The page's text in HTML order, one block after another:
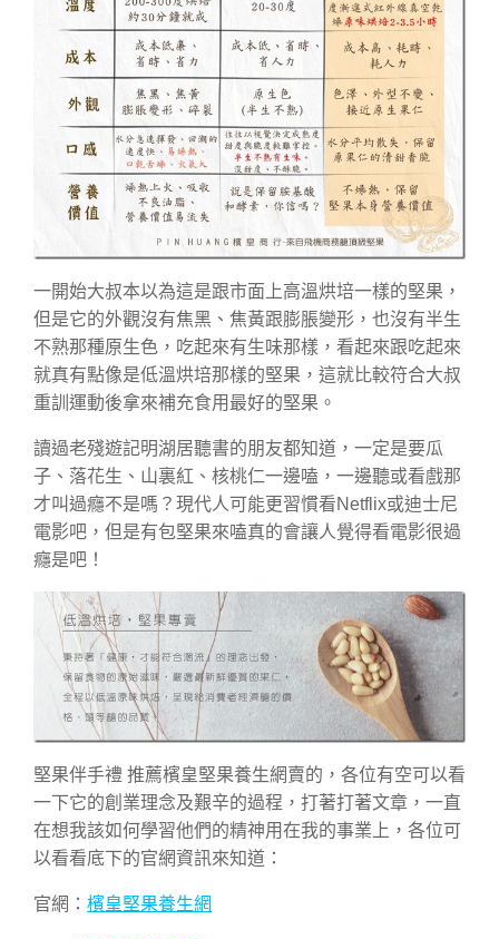
一開始大叔本以為這是跟市面上高溫烘培一樣的堅果，
但是它的外觀沒有焦黑、焦黃跟膨脹變形，也沒有半生
不熟那種原生色，吃起來有生味那樣，看起來跟吃起來
就真有點像是低溫烘培那樣的堅果，這就比較符合大叔
重訓運動後拿來補充食用最好的堅果。
讀過老殘遊記明湖居聽書的朋友都知道，一定是要瓜
子、落花生、山裏紅、核桃仁一邊嗑，一邊聽或看戲那
才叫過癮不是嗎？現代人可能更習慣看Netflix或迪士尼
電影吧，但是有包堅果來嗑真的會讓人覺得看電影很過
癮是吧！
堅果伴手禮 推薦檳皇堅果養生網賣的，各位有空可以看
一下它的創業理念及艱辛的過程，打著打著文章，一直
在想我該如何學習他們的精神用在我的事業上，各位可
以看看底下的官網資訊來知道：
官網： 檳皇堅果養生網